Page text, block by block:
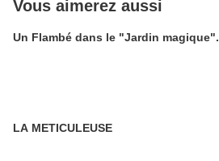
Vous aimerez aussi
Un Flambé dans le "Jardin magique".
LA METICULEUSE